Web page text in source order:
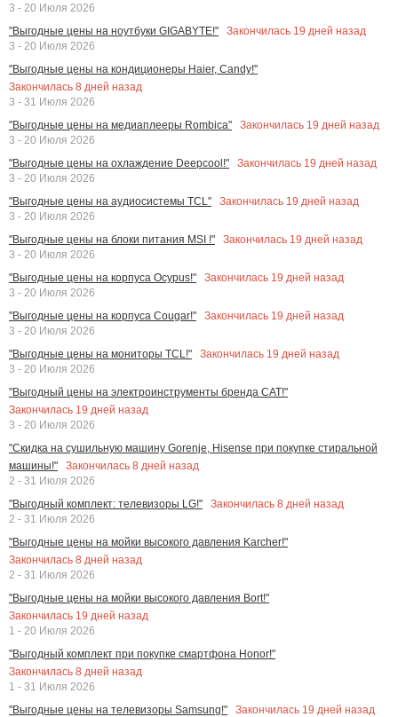
3 - 20 Июля 2026
"Выгодные цены на ноутбуки GIGABYTE!"
Закончилась 19 дней назад
3 - 20 Июля 2026
"Выгодные цены на кондиционеры Haier, Candy!"
Закончилась 8 дней назад
3 - 31 Июля 2026
"Выгодные цены на медиаплееры Rombica"
Закончилась 19 дней назад
3 - 20 Июля 2026
"Выгодные цены на охлаждение Deepcool!"
Закончилась 19 дней назад
3 - 20 Июля 2026
"Выгодные цены на аудиосистемы TCL"
Закончилась 19 дней назад
3 - 20 Июля 2026
"Выгодные цены на блоки питания MSI !"
Закончилась 19 дней назад
3 - 20 Июля 2026
"Выгодные цены на корпуса Ocypus!"
Закончилась 19 дней назад
3 - 20 Июля 2026
"Выгодные цены на корпуса Cougar!"
Закончилась 19 дней назад
3 - 20 Июля 2026
"Выгодные цены на мониторы TCL!"
Закончилась 19 дней назад
3 - 20 Июля 2026
"Выгодный цены на электроинструменты бренда CAT!"
Закончилась 19 дней назад
3 - 20 Июля 2026
"Скидка на сушильную машину Gorenje, Hisense при покупке стиральной
машины!"
Закончилась 8 дней назад
2 - 31 Июля 2026
"Выгодный комплект: телевизоры LG!"
Закончилась 8 дней назад
2 - 31 Июля 2026
"Выгодные цены на мойки высокого давления Karcher!"
Закончилась 8 дней назад
2 - 31 Июля 2026
"Выгодные цены на мойки высокого давления Bort!"
Закончилась 19 дней назад
1 - 20 Июля 2026
"Выгодный комплект при покупке смартфона Honor!"
Закончилась 8 дней назад
1 - 31 Июля 2026
"Выгодные цены на телевизоры Samsung!"
Закончилась 19 дней назад